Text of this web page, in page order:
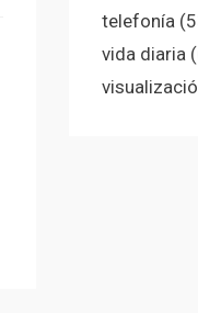
telefonía
vida diaria